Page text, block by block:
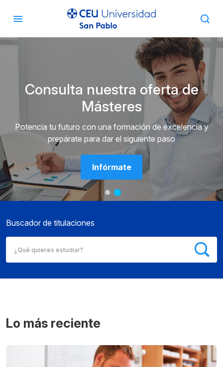
Consulta nuestra oferta de
Másteres
Potencia tu futuro con una formación de excelencia y
prepárate para dar el siguiente paso
Infórmate
Buscador de titulaciones
Lo más reciente